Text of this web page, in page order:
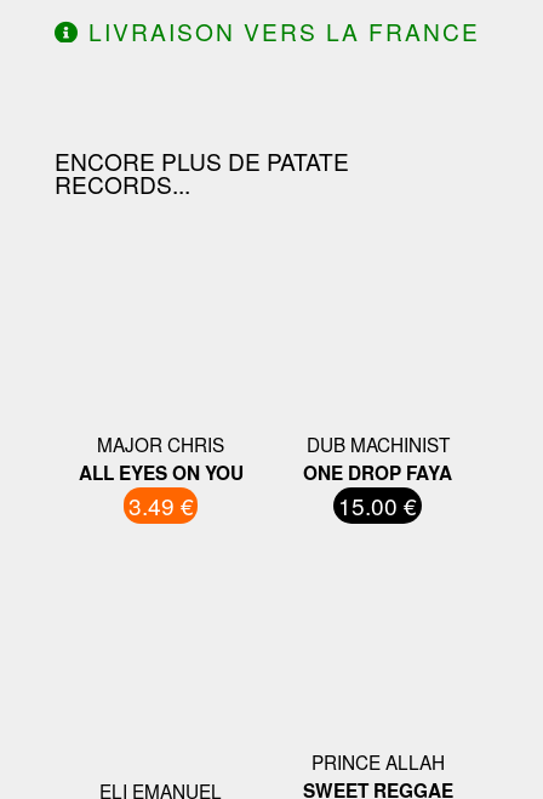
LIVRAISON VERS LA FRANCE
ENCORE PLUS DE PATATE
RECORDS...
MAJOR CHRIS
ALL EYES ON YOU
3.49 €
DUB MACHINIST
ONE DROP FAYA
15.00 €
ELI EMANUEL
PRINCE ALLAH
SWEET REGGAE